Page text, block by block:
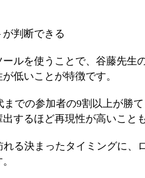
判断できる
ールを使うことで、谷藤先生
低いことが特徴です。
までの参加者の9割以上が勝
出するほど再現性が高いこと
れる決まったタイミングに、